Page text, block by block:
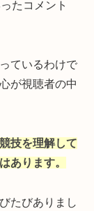
たコメント
ているわけで
が視聴者の中
技を理解して
あります。
たびありまし